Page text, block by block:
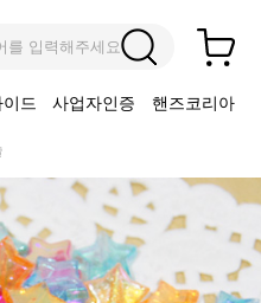
를 입력해주세요
드 사업자인증 핸즈코리아